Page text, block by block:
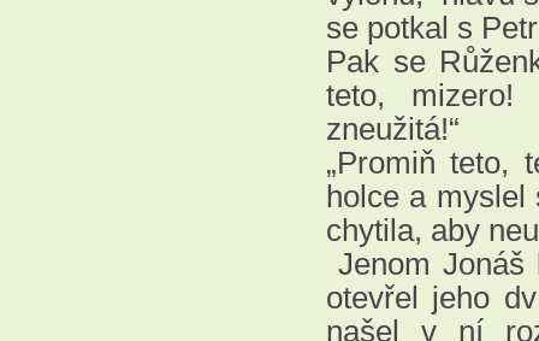
se potkal s
Pak se
teto, mizero!
zneužitá!“
„Promiň teto,
holce a myslel
chytila, aby
Jenom Jonáš
otevřel jeho
našel v ní